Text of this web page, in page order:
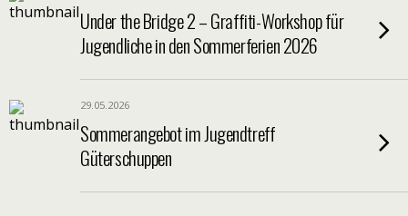
Under the Bridge 2 – Graffiti-Workshop für
Jugendliche in den Sommerferien 2026
29.05.2026
Sommerangebot im Jugendtreff
Güterschuppen